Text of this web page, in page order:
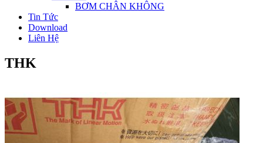
BƠM CHÂN KHÔNG
Tin Tức
Download
Liên Hệ
THK